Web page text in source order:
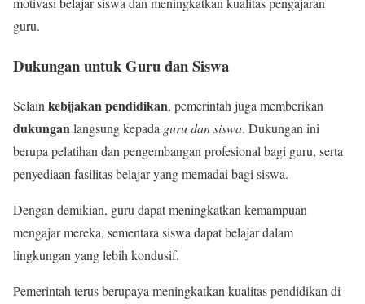
guru.
Dukungan untuk Guru dan Siswa
Selain kebijakan pendidikan, pemerintah juga memberikan
dukunganlangsung kepada guru dan siswa. Dukungan ini
berupa pelatihan dan pengembangan profesional bagi guru, serta
penyediaan fasilitas belajar yang memadai bagi siswa.
Dengan demikian, guru dapat meningkatkan kemampuan
mengajar mereka, sementara siswa dapat belajar dalam
lingkungan yang lebih kondusif.
Pemerintah terus berupaya meningkatkan kualitas pendidikan di